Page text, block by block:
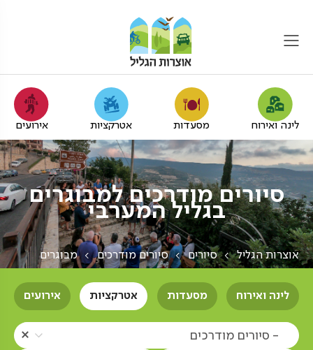
לינה ואירוח מסעדות אטרקציות אירועים
סיורים מודרכים למבוגרים
בגליל המערבי
אוצרות הגליל סיורים סיורים מודרכים מבוגרים
לינה ואירוח מסעדות אטרקציות אירועים
- סיורים מודרכים